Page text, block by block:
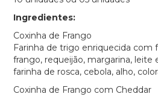
Ingredientes:
Coxinha de Frango
Farinha de trigo enriquecida
frango, requeijão, margarina,
farinha de rosca, cebola, alho,
Coxinha de Frango com Cheddar